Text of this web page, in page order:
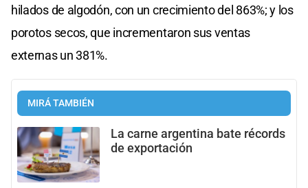
hilados de algodón, con un crecimiento del 863%; y los
porotos secos, que incrementaron sus ventas
externas un 381%.
MIRÁ TAMBIÉN
La carne argentina bate récords
de exportación